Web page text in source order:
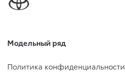
Модельный ряд
Политика конфиденциальности